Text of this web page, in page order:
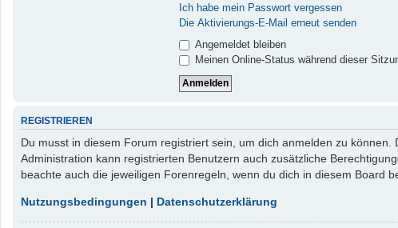
Ich habe mein Passwort vergessen
Die Aktivierungs-E-Mail erneut senden
Angemeldet bleiben
Meinen Online-Status während dieser
REGISTRIEREN
Du musst in diesem Forum registriert sein, um dich anmelden zu
Administration kann registrierten Benutzern auch zusätzliche
beachte auch die jeweiligen Forenregeln, wenn du dich in diesem Board
Nutzungsbedingungen | Datenschutzerklärung